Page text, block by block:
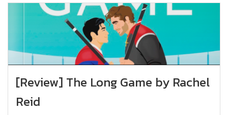
[Review] The Long Game by Rachel
Reid